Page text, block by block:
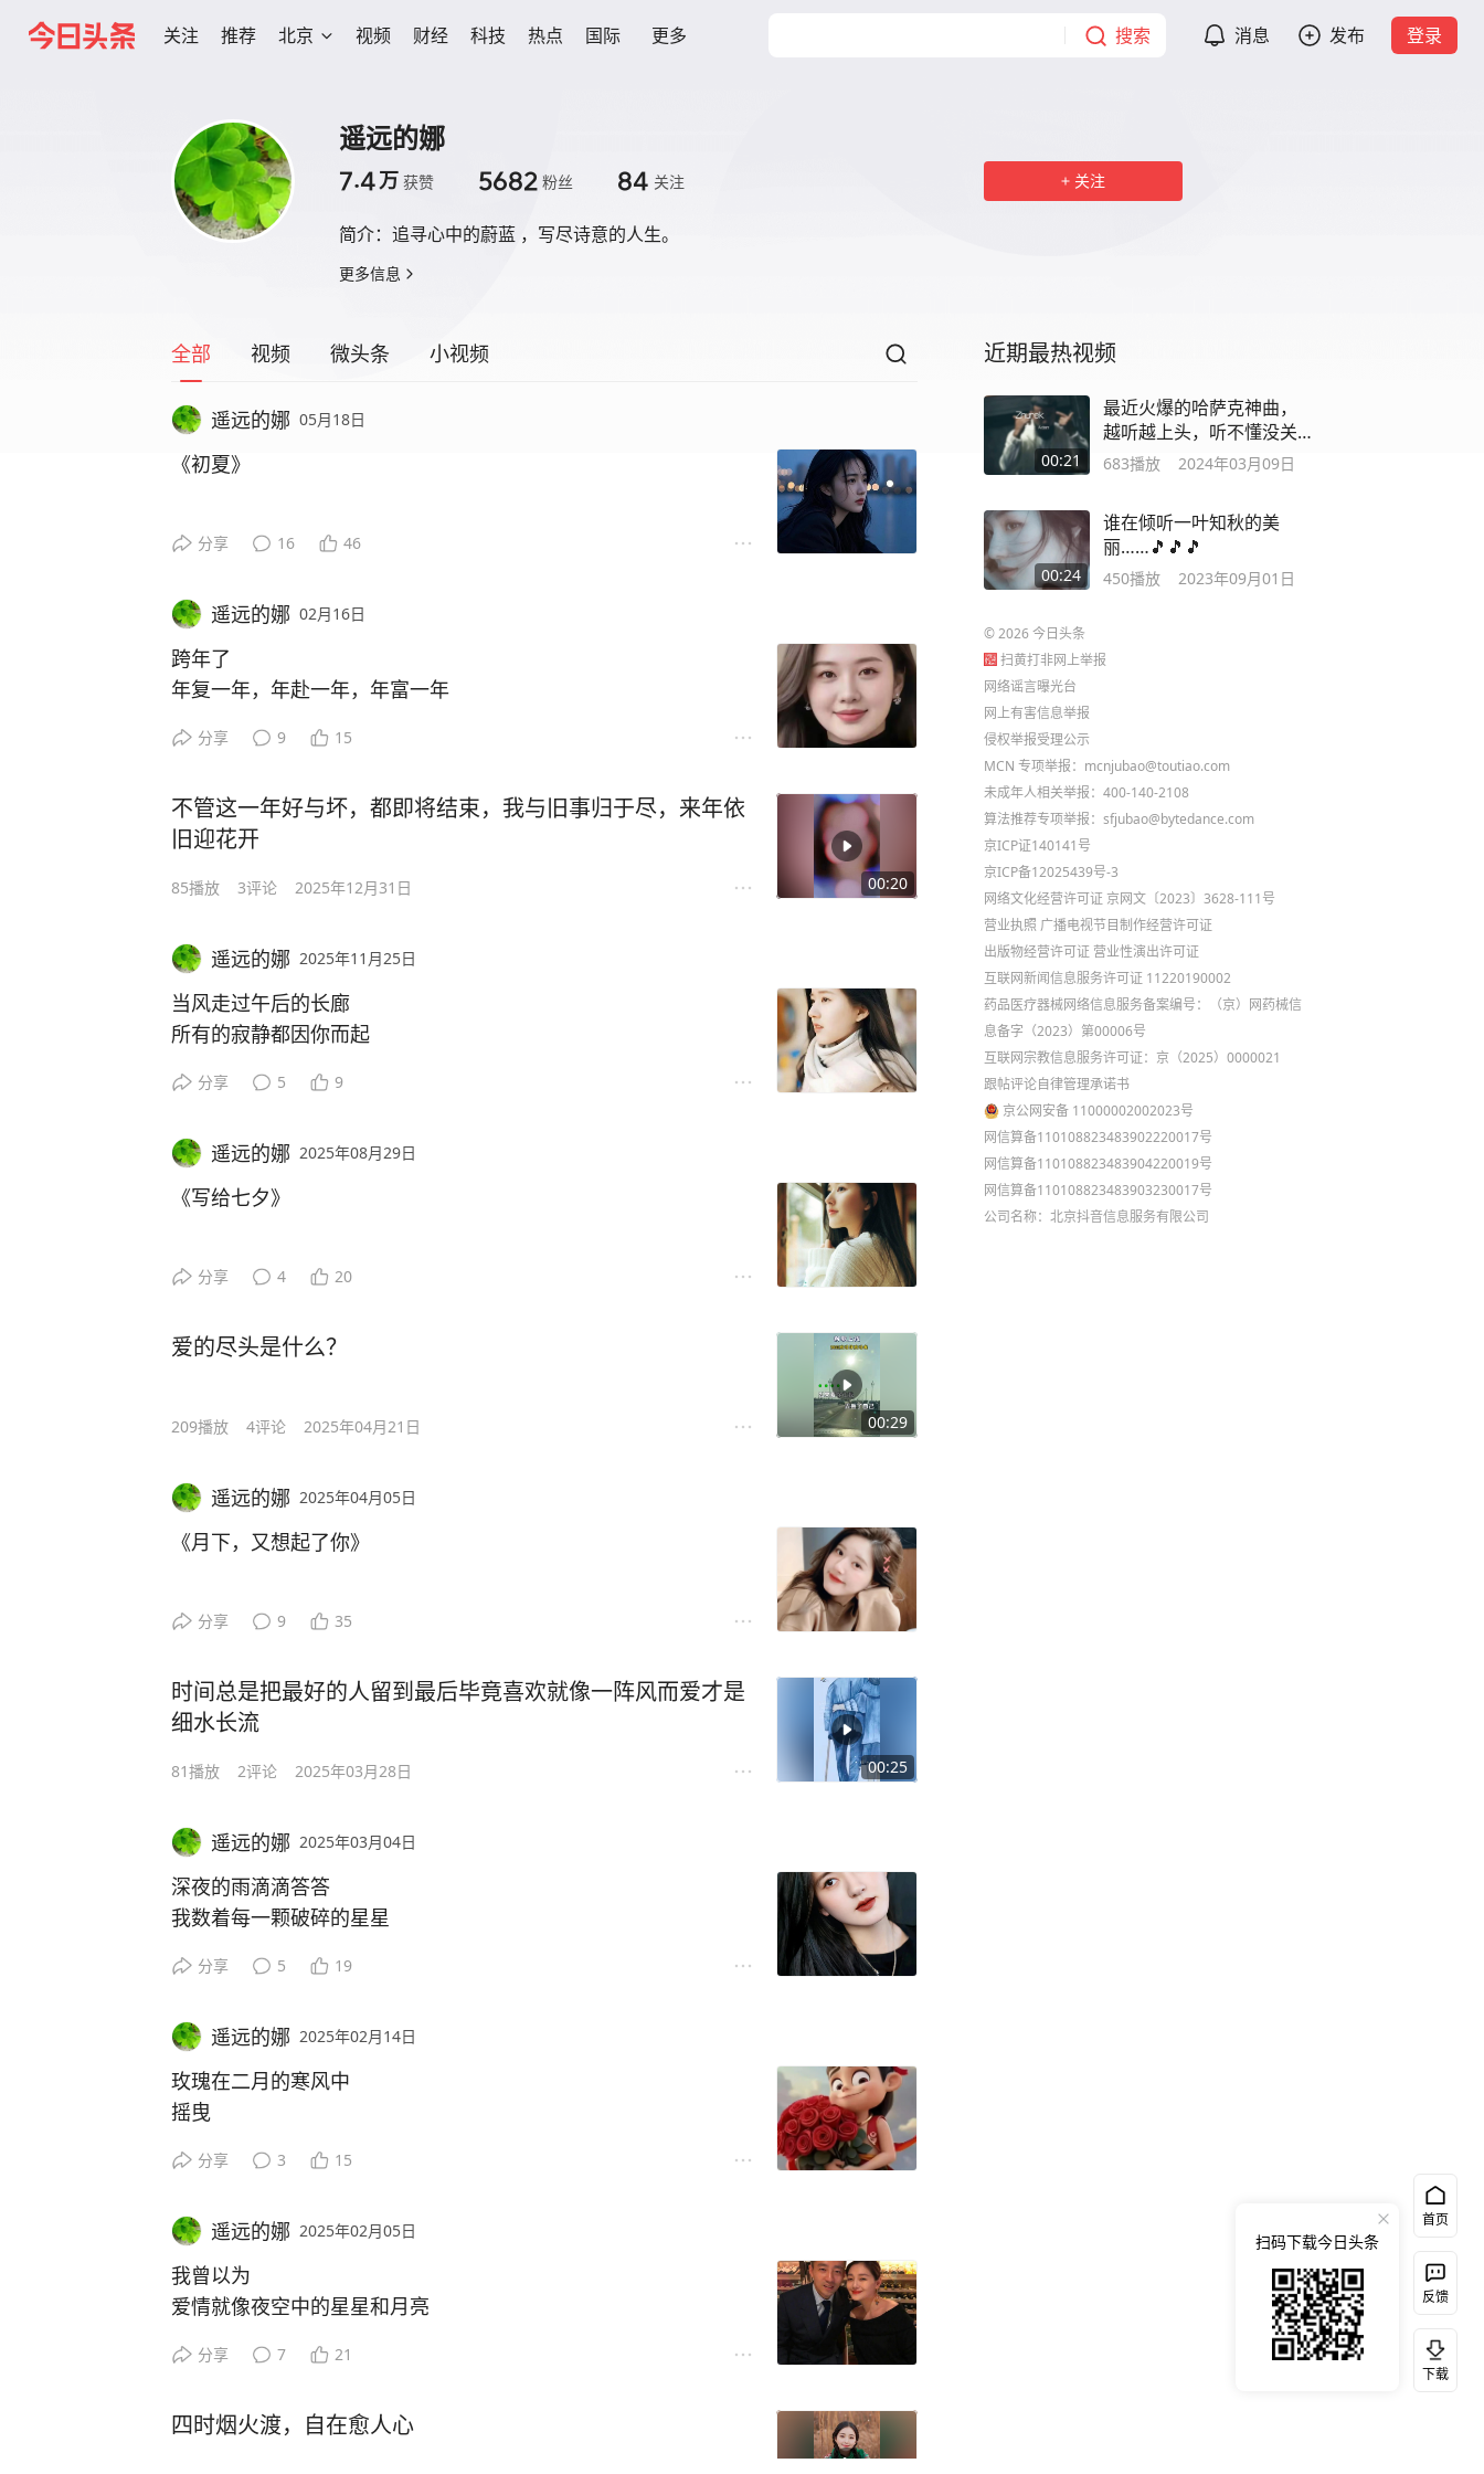
关注 推荐 北京 视频 财经 科技 热点 国际 更多 搜索 消息 发布 登录
遥远的娜
7.4万 获赞 5682 粉丝 84 关注
简介： 追寻心中的蔚蓝 ，写尽诗意的人生。
更多信息
关注
全部 视频 微头条 小视频
遥远的娜 05月18日
《初夏》
敲开了夏天的大门
站在雨里
雨水顺着脸颊滑落
无法形容
原来沉默
分享 16 46
遥远的娜 02月16日
跨年了
年复一年，年赴一年，年富一年
分享 9 15
00:20
不管这一年好与坏，都即将结束，我与旧事归于尽，来年依
旧迎花开
85播放 3评论 2025年12月31日
遥远的娜 2025年11月25日
当风走过午后的长廊
所有的寂静都因你而起
藏起了温柔的心事
你眉眼间栖息的星子
整夜整夜
连夕照都学会了迂回
绽放成粉色的花瓣
若你问起微醺的缘由
请看那尚未合拢的指隙
漏下的
分享 5 9
遥远的娜 2025年08月29日
《写给七夕》
月色里都蔓延着无边的思念
好像在诉说夜的孤独
仿佛变得小心翼翼
你的名字
早已占据了我的心
那一枝海棠花
互诉衷肠
分享 4 20
00:29
爱的尽头是什么？
209播放 4评论 2025年04月21日
遥远的娜 2025年04月05日
《月下，又想起了你》
带着淡淡的清凉
我想把酝酿已久的思念
轻轻地放在里面
分享 9 35
00:25
时间总是把最好的人留到最后毕竟喜欢就像一阵风而爱才是
细水长流
81播放 2评论 2025年03月28日
遥远的娜 2025年03月04日
深夜的雨滴滴答答
我数着每一颗破碎的星星
可曾照亮过你的眼睛
咖啡杯沿的唇印
早已模糊不清
像你未说出口的言语
你的目光总是轻轻划过
不留一丝涟漪
街角的梧桐又黄了
我站在时光的尽头
等一个永远不会到来的答案
分享 5 19
遥远的娜 2025年02月14日
玫瑰在二月的寒风中
摇曳
多像是昨夜未说完的情话
街角的咖啡店
热气在玻璃上悄悄地
种下了两颗心
等待
分享 3 15
遥远的娜 2025年02月05日
我曾以为
爱情就像夜空中的星星和月亮
永远的彼此照亮
你却成了我遥不可及的远方
分享 7 21
四时烟火渡，自在愈人心
近期最热视频
00:21
最近火爆的哈萨克神曲，
越听越上头，听不懂没关
系，就喜欢这个调
683播放 2024年03月09日
00:24
谁在倾听一叶知秋的美
丽……🎵🎵🎵
450播放 2023年09月01日
©2026今日头条
扫黄打非网上举报
网络谣言曝光台
网上有害信息举报
侵权举报受理公示
MCN 专项举报：mcnjubao@toutiao.com
未成年人相关举报：400-140-2108
算法推荐专项举报：sfjubao@bytedance.com
京ICP证140141号
京ICP备12025439号-3
网络文化经营许可证 京网文〔2023〕3628-111号
营业执照 广播电视节目制作经营许可证
出版物经营许可证 营业性演出许可证
互联网新闻信息服务许可证 11220190002
药品医疗器械网络信息服务备案编号：（京）网药械信
息备字（2023）第00006号
互联网宗教信息服务许可证：京（2025）0000021
跟帖评论自律管理承诺书
京公网安备 11000002002023号
网信算备110108823483902220017号
网信算备110108823483904220019号
网信算备110108823483903230017号
公司名称：北京抖音信息服务有限公司
首页
反馈
下载
扫码下载今日头条